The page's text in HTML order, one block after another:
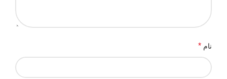
نام *